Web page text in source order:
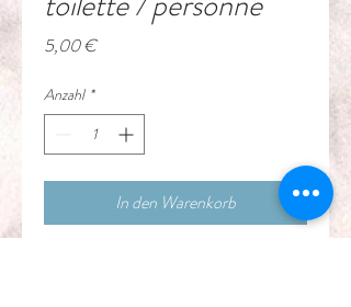
5,00 €Preis
Anzahl *
In den Warenkorb